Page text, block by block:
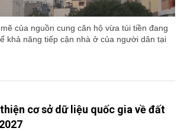
của nguồn cung căn hộ vừa túi tiền đang
khả năng tiếp cận nhà ở của người dân tại
cơ sở dữ liệu quốc gia về đất